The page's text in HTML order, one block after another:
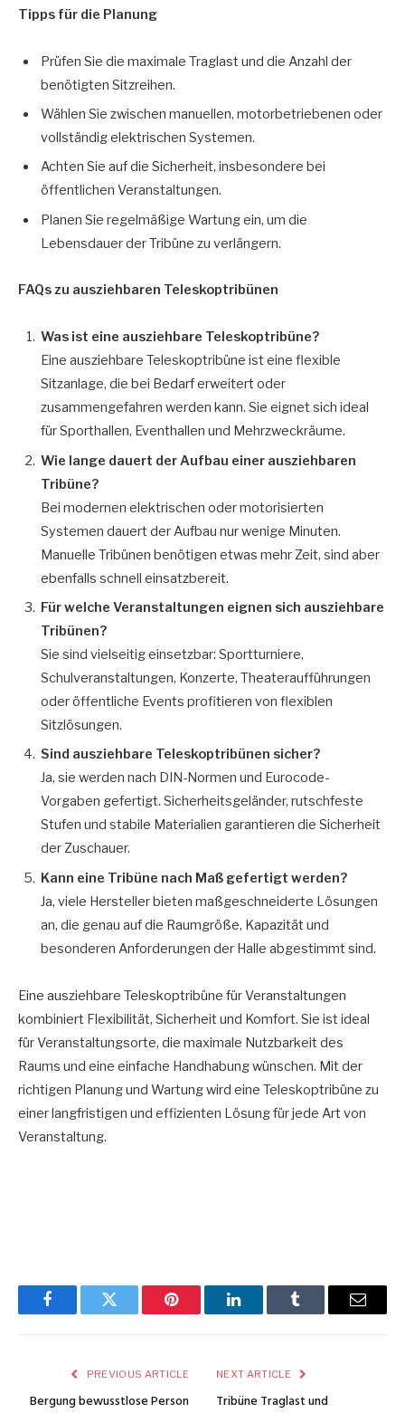
Tipps für die Planung
Prüfen Sie die maximale Traglast und die Anzahl der
benötigten Sitzreihen.
Wählen Sie zwischen manuellen, motorbetriebenen oder
vollständig elektrischen Systemen.
Achten Sie auf die Sicherheit, insbesondere bei
öffentlichen Veranstaltungen.
Planen Sie regelmäßige Wartung ein, um die
Lebensdauer der Tribüne zu verlängern.
FAQs zu ausziehbaren Teleskoptribünen
Was ist eine ausziehbare Teleskoptribüne?
Eine ausziehbare Teleskoptribüne ist eine flexible
Sitzanlage, die bei Bedarf erweitert oder
zusammengefahren werden kann. Sie eignet sich ideal
für Sporthallen, Eventhallen und Mehrzweckräume.
Wie lange dauert der Aufbau einer ausziehbaren
Tribüne?
Bei modernen elektrischen oder motorisierten
Systemen dauert der Aufbau nur wenige Minuten.
Manuelle Tribünen benötigen etwas mehr Zeit, sind aber
ebenfalls schnell einsatzbereit.
Für welche Veranstaltungen eignen sich ausziehbare
Tribünen?
Sie sind vielseitig einsetzbar: Sportturniere,
Schulveranstaltungen, Konzerte, Theateraufführungen
oder öffentliche Events profitieren von flexiblen
Sitzlösungen.
Sind ausziehbare Teleskoptribünen sicher?
Ja, sie werden nach DIN-Normen und Eurocode-
Vorgaben gefertigt. Sicherheitsgeländer, rutschfeste
Stufen und stabile Materialien garantieren die Sicherheit
der Zuschauer.
Kann eine Tribüne nach Maß gefertigt werden?
Ja, viele Hersteller bieten maßgeschneiderte Lösungen
an, die genau auf die Raumgröße, Kapazität und
besonderen Anforderungen der Halle abgestimmt sind.
Eine ausziehbare Teleskoptribüne für Veranstaltungen
kombiniert Flexibilität, Sicherheit und Komfort. Sie ist ideal
für Veranstaltungsorte, die maximale Nutzbarkeit des
Raums und eine einfache Handhabung wünschen. Mit der
richtigen Planung und Wartung wird eine Teleskoptribüne zu
einer langfristigen und effizienten Lösung für jede Art von
Veranstaltung.
FacebookTwitter Pinterest LinkedInTumblr Email
PREVIOUS ARTICLE
Bergung bewusstlose Person
NEXT ARTICLE
Tribüne Traglast und